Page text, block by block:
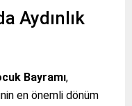
Aydınlık
Bayramı,
en önemli dönüm